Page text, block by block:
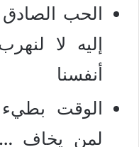
الحب الصادق
إليه لا
أنفسنا
الوقت
لمن يخاف